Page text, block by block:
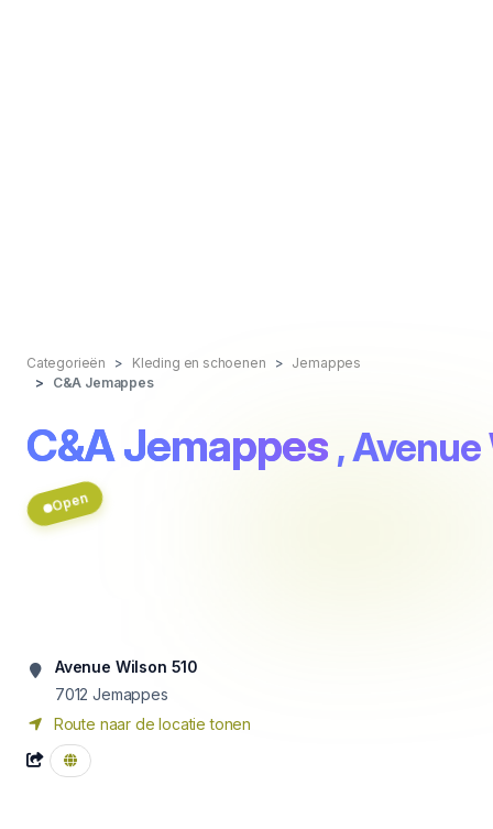
Categorieën Kleding en schoenen
Jemappes
C&A Jemappes
C&A Jemappes ,
Open
Avenue Wilson 510
7012 Jemappes
Route naar de locatie tonen